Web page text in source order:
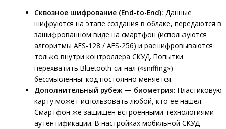
Сквозное шифрование (End-to-End): Данные
шифруются на этапе создания в облаке, передаются в
зашифрованном виде на смартфон (используются
алгоритмы AES-128 / AES-256) и расшифровываются
только внутри контроллера СКУД. Попытки
перехватить Bluetooth-сигнал («sniffing»)
бессмысленны: код постоянно меняется.
Дополнительный рубеж — биометрия: Пластиковую
карту может использовать любой, кто её нашел.
Смартфон же защищен встроенными технологиями
аутентификации. В настройках мобильной СКУД